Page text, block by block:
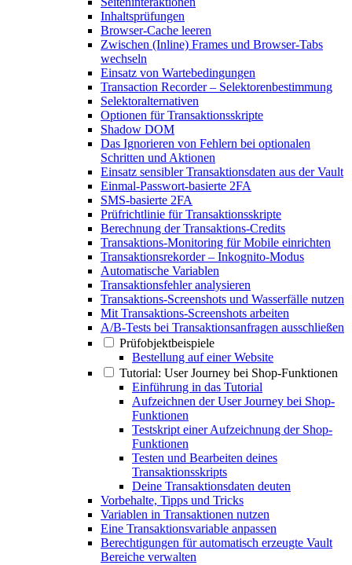
Inhaltsprüfungen
Browser-Cache leeren
Zwischen (Inline) Frames und Browser-Tabs
wechseln
Einsatz von Wartebedingungen
Transaction Recorder – Selektorenbestimmung
Selektoralternativen
Optionen für Transaktionsskripte
Shadow DOM
Das Ignorieren von Fehlern bei optionalen
Schritten und Aktionen
Einsatz sensibler Transaktionsdaten aus der Vault
Einmal-Passwort-basierte 2FA
SMS-basierte 2FA
Prüfrichtlinie für Transaktionsskripte
Berechnung der Transaktions-Credits
Transaktions-Monitoring für Mobile einrichten
Transaktionsrekorder – Inkognito-Modus
Automatische Variablen
Transaktionsfehler analysieren
Transaktions-Screenshots und Wasserfälle nutzen
Mit Transaktions-Screenshots arbeiten
A/B-Tests bei Transaktionsanfragen ausschließen
Prüfobjektbeispiele
Bestellung auf einer Website
Tutorial: User Journey bei Shop-Funktionen
Einführung in das Tutorial
Aufzeichnen der User Journey bei Shop-
Funktionen
Testskript einer Aufzeichnung der Shop-
Funktionen
Testen und Bearbeiten deines
Transaktionsskripts
Deine Transaktionsdaten deuten
Vorbehalte, Tipps und Tricks
Variablen in Transaktionen nutzen
Eine Transaktionsvariable anpassen
Berechtigungen für automatisch erzeugte Vault
Bereiche verwalten